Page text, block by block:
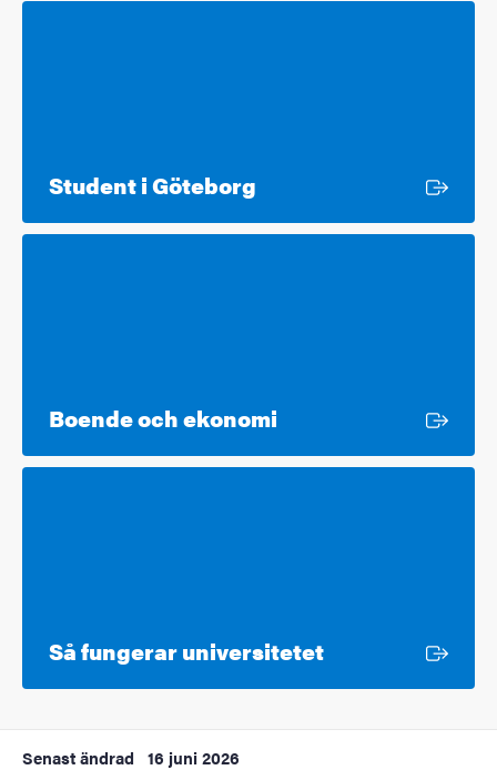
Student i Göteborg
Boende och ekonomi
Så fungerar universitetetExtern länk
Senast ändrad 16 juni 2026